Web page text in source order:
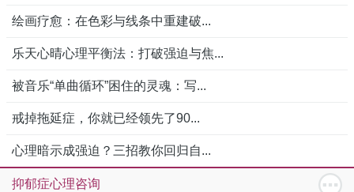
绘画疗愈：在色彩与线条中重建破...
乐天心晴心理平衡法：打破强迫与焦...
被音乐“单曲循环”困住的灵魂：写...
戒掉拖延症，你就已经领先了90...
心理暗示成强迫？三招教你回归自...
抑郁症心理咨询